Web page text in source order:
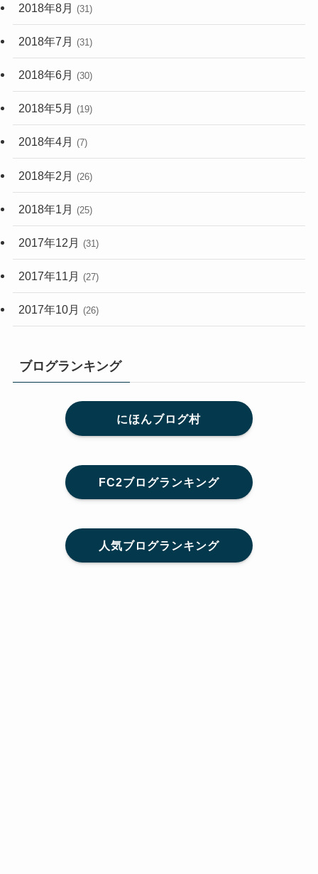
2018年8月 (31)
2018年7月 (31)
2018年6月 (30)
2018年5月 (19)
2018年4月 (7)
2018年2月 (26)
2018年1月 (25)
2017年12月 (31)
2017年11月 (27)
2017年10月 (26)
ブログランキング
にほんブログ村
FC2ブログランキング
人気ブログランキング